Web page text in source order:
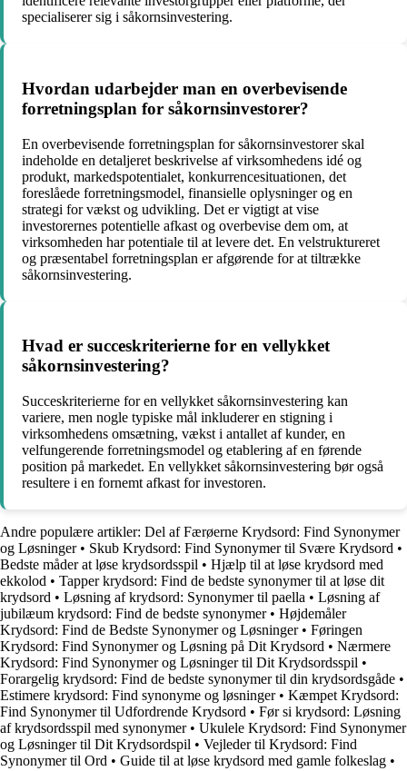
specialiserer sig i såkornsinvestering.
Hvordan udarbejder man en overbevisende
forretningsplan for såkornsinvestorer?
En overbevisende forretningsplan for såkornsinvestorer skal
indeholde en detaljeret beskrivelse af virksomhedens idé og
produkt, markedspotentialet, konkurrencesituationen, det
foreslåede forretningsmodel, finansielle oplysninger og en
strategi for vækst og udvikling. Det er vigtigt at vise
investorernes potentielle afkast og overbevise dem om, at
virksomheden har potentiale til at levere det. En velstruktureret
og præsentabel forretningsplan er afgørende for at tiltrække
såkornsinvestering.
Hvad er succeskriterierne for en vellykket
såkornsinvestering?
Succeskriterierne for en vellykket såkornsinvestering kan
variere, men nogle typiske mål inkluderer en stigning i
virksomhedens omsætning, vækst i antallet af kunder, en
velfungerende forretningsmodel og etablering af en førende
position på markedet. En vellykket såkornsinvestering bør også
resultere i en fornemt afkast for investoren.
Andre populære artikler: Del af Færøerne Krydsord: Find Synonymer
og Løsninger• Skub Krydsord: Find Synonymer til Svære Krydsord •
Bedste måder at løse krydsordsspil • Hjælp til at løse krydsord med
ekkolod • Tapper krydsord: Find de bedste synonymer til at løse dit
krydsord • Løsning af krydsord: Synonymer til paella • Løsning af
jubilæum krydsord: Find de bedste synonymer• Højdemåler
Krydsord: Find de Bedste Synonymer og Løsninger• Føringen
Krydsord: Find Synonymer og Løsning på Dit Krydsord • Nærmere
Krydsord: Find Synonymer og Løsninger til Dit Krydsordsspil •
Forargelig krydsord: Find de bedste synonymer til din krydsordsgåde •
Estimere krydsord: Find synonyme og løsninger• Kæmpet Krydsord:
Find Synonymer til Udfordrende Krydsord • Før si krydsord: Løsning
af krydsordsspil med synonymer• Ukulele Krydsord: Find Synonymer
og Løsninger til Dit Krydsordspil • Vejleder til Krydsord: Find
Synonymer til Ord • Guide til at løse krydsord med gamle folkeslag •